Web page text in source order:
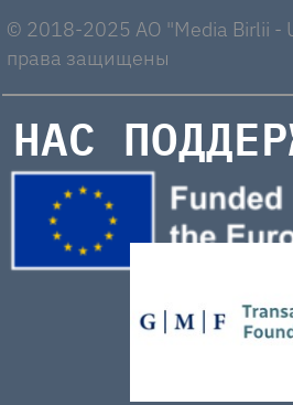
© 2018-2025 AO "Media Birlii -
права защищены
НАС